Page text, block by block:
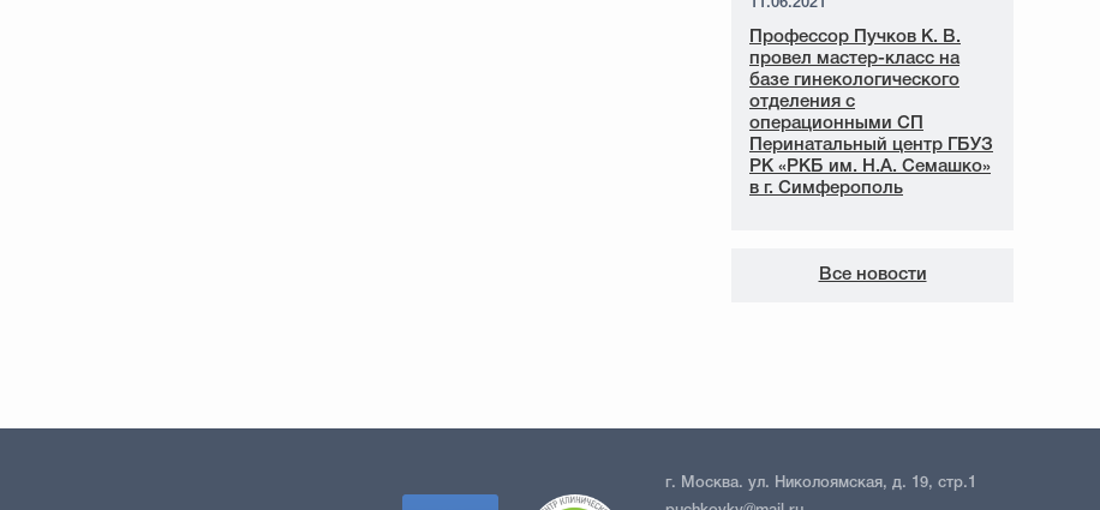
11.06.2021
Профессор Пучков К. В.
провел мастер-класс на
базе гинекологического
отделения с
операционными СП
Перинатальный центр ГБУЗ
РК «РКБ им. Н.А. Семашко»
в г. Симферополь
Все новости
г. Москва. ул. Николоямская, д. 19, стр.1